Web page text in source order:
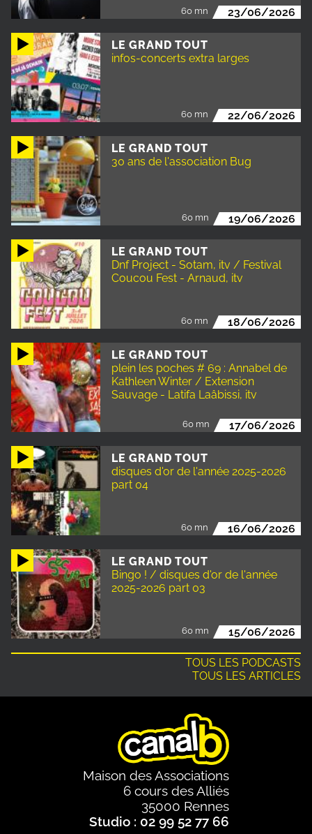
60 mn 23/06/2026
LE GRAND TOUT
infos-concerts extra larges
60 mn 22/06/2026
LE GRAND TOUT
30 ans de l'association Bug
60 mn 19/06/2026
LE GRAND TOUT
Dnf Project - Sotam, itv / Festival
Coucou Fest - Arnaud, itv
60 mn 18/06/2026
LE GRAND TOUT
plein les poches # 69 : Annabel de
Kathleen Winter / Extension
Sauvage - Latifa Laâbissi, itv
60 mn 17/06/2026
LE GRAND TOUT
disques d'or de l'année 2025-2026
part 04
60 mn 16/06/2026
LE GRAND TOUT
Bingo ! / disques d'or de l'année
2025-2026 part 03
60 mn 15/06/2026
TOUS LES PODCASTS
TOUS LES ARTICLES
Maison des Associations
6 cours des Alliés
35000 Rennes
Studio : 02 99 52 77 66